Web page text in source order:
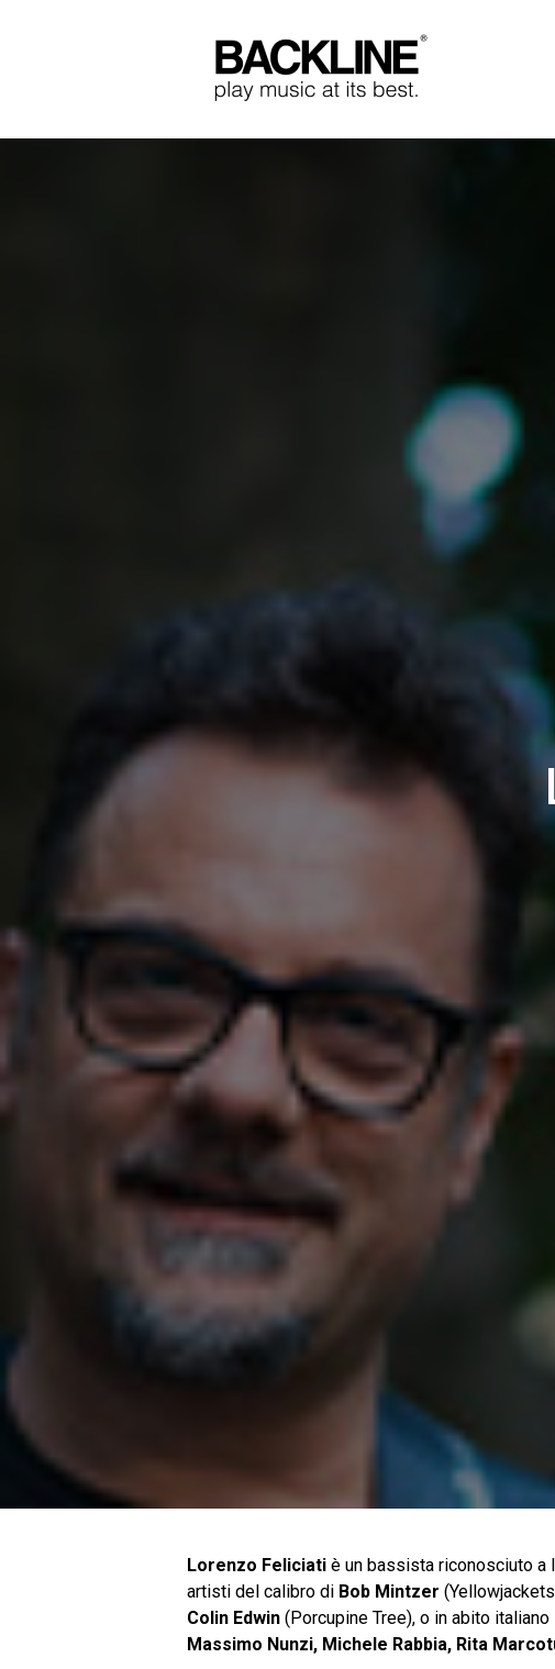
Lorenzo Feliciati è un bassista riconosciuto
artisti del calibro di Bob Mintzer
Colin Edwin (Porcupine Tree), o in abito italiano
Massimo Nunzi, Michele Rabbia, Rita